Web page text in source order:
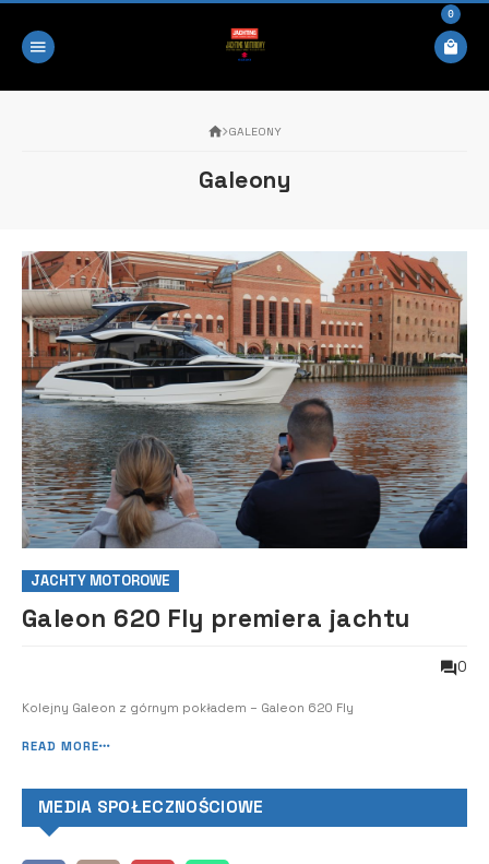
0
GALEONY
Galeony
JACHTY MOTOROWE
Galeon 620 Fly premiera jachtu
0
Kolejny Galeon z górnym pokładem – Galeon 620 Fly
READ MORE
MEDIA SPOŁECZNOŚCIOWE